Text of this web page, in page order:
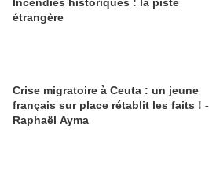
étrangère
Crise migratoire à Ceuta : un jeune
français sur place rétablit les faits ! -
Raphaël Ayma